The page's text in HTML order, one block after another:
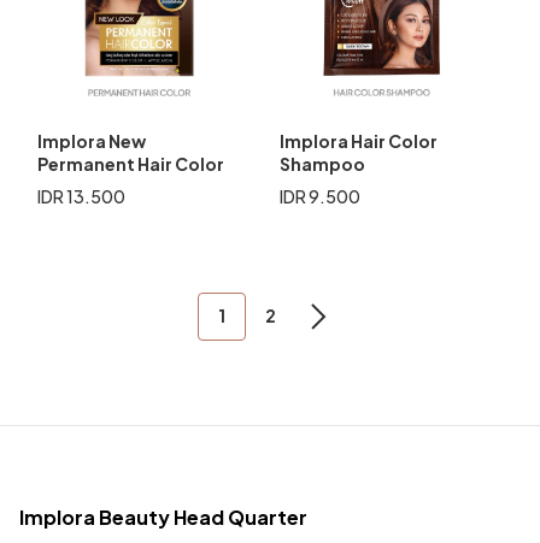
Implora New
Permanent Hair Color
IDR 13.500
Implora Hair Color
Shampoo
IDR 9.500
1 2
Implora Beauty Head Quarter